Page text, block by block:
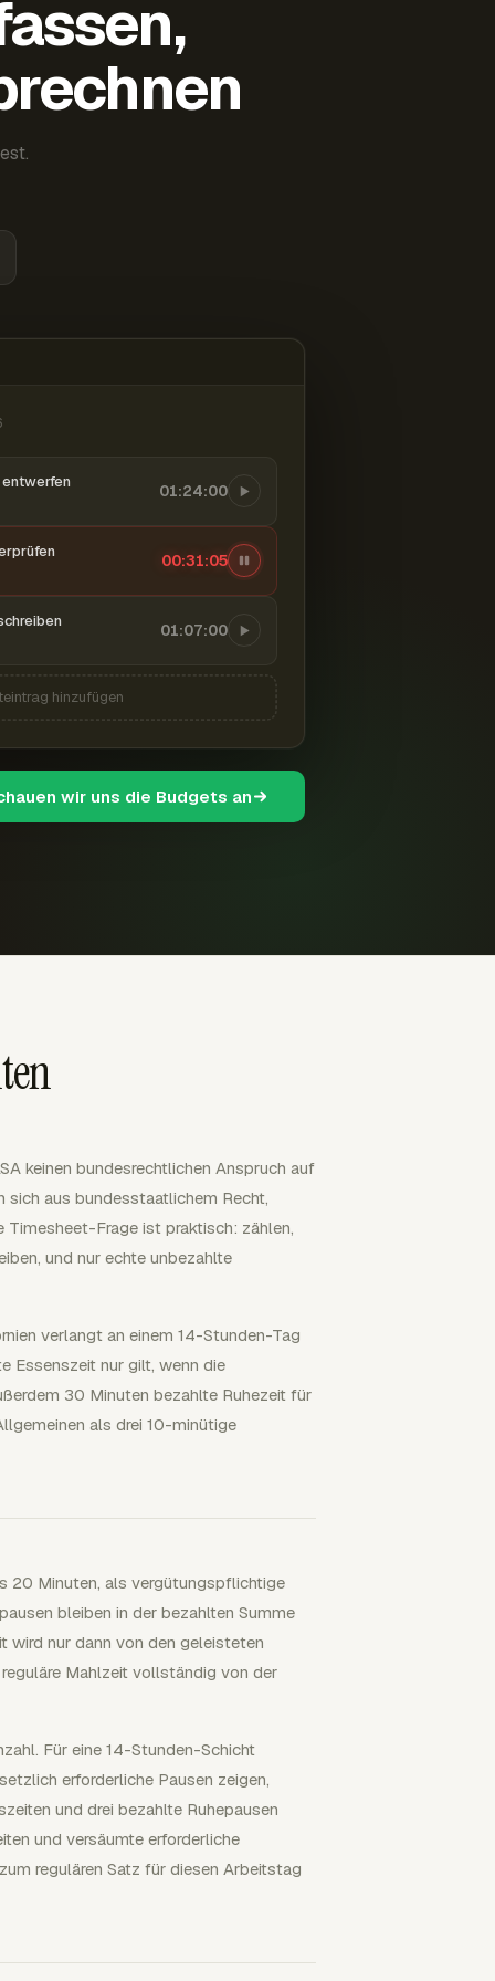
01:24:00
00:31:06
01:07:00
hinzufügen
wir uns die Budgets an
keinen bundesrechtlichen Anspruch auf
sich aus bundesstaatlichem Recht,
Timesheet-Frage ist praktisch: zählen,
und nur echte unbezahlte
verlangt an einem 14-Stunden-Tag
Essenszeit nur gilt, wenn die
30 Minuten bezahlte Ruhezeit für
als drei 10-minütige
20 Minuten, als vergütungspflichtige
bleiben in der bezahlten Summe
wird nur dann von den geleisteten
Mahlzeit vollständig von der
Für eine 14-Stunden-Schicht
erforderliche Pausen zeigen,
und drei bezahlte Ruhepausen
und versäumte erforderliche
regulären Satz für diesen Arbeitstag